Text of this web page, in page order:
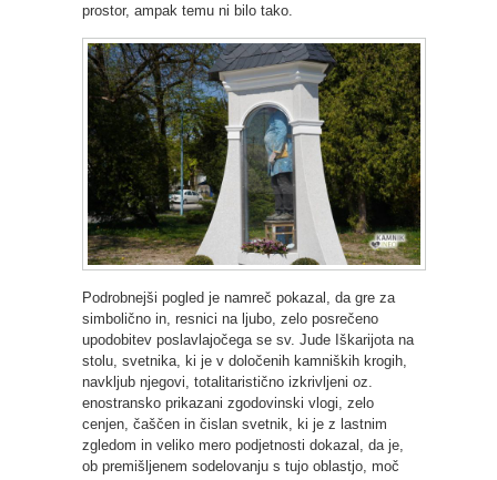
prostor, ampak temu ni bilo tako.
Podrobnejši pogled je namreč pokazal, da gre za
simbolično in, resnici na ljubo, zelo posrečeno
upodobitev poslavlajočega se sv. Jude Iškarijota na
stolu, svetnika, ki je v določenih kamniških krogih,
navkljub njegovi, totalitaristično izkrivljeni oz.
enostransko prikazani zgodovinski vlogi, zelo
cenjen, čaščen in čislan svetnik, ki je z lastnim
zgledom in veliko mero podjetnosti dokazal, da je,
ob premišljenem sodelovanju s tujo oblastjo, moč